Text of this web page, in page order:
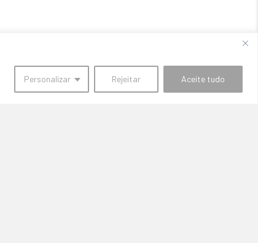
Personalizar Rejeitar Aceite tudo